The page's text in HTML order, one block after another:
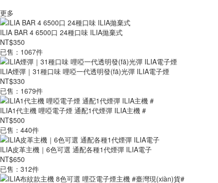
更多
ILIA BAR 4 6500口 24種口味 ILIA拋棄式
NT$350
已售：1067件
ILIA煙彈｜31種口味 哩啞一代透明發(fā)光彈 ILIA電子煙
NT$330
已售：1679件
ILIA1代主機 哩啞電子煙 通配1代煙彈 ILIA主機 #
NT$500
已售：440件
ILIA皮革主機｜6色可選 通配各種1代煙彈 ILIA電子
NT$650
已售：312件